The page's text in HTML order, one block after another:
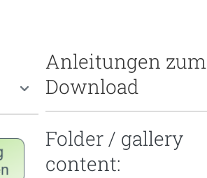
Anleitungen zum
Download
Folder / gallery
content: